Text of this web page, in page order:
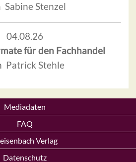
Sabine Stenzel
04.08.26
für den Fachhandel
Patrick Stehle
Mediadaten
FAQ
Verlag
Datenschutz